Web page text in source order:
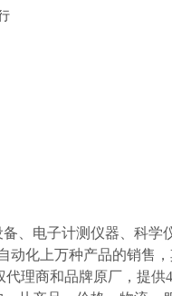
、电子计测仪器、科学
化上万种产品的销售
代理商和品牌原厂，提供